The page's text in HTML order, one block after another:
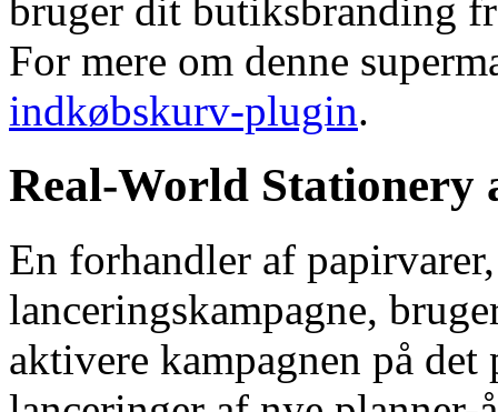
bruger dit butiksbranding
For mere om denne
indkøbskurv-plugin.
Real-World Stationery
En forhandler af
lanceringskampagne,
aktivere kampagnen på